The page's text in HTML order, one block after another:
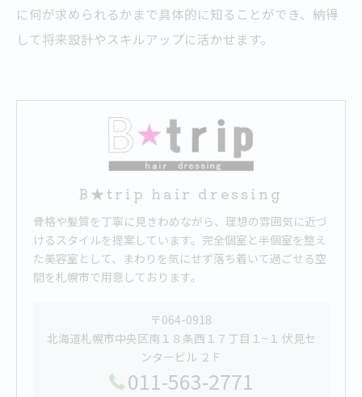
に何が求められるかまで具体的に知ることができ、納得
して将来設計やスキルアップに活かせます。
B★trip hair dressing
骨格や髪質を丁寧に見きわめながら、理想の雰囲気に近づ
けるスタイルを提案しています。完全個室と半個室を整え
た美容室として、まわりを気にせず落ち着いて過ごせる空
間を札幌市で用意しております。
〒064-0918
北海道札幌市中央区南１８条西１７丁目１−１ 伏見セ
ンタービル ２Ｆ
011-563-2771